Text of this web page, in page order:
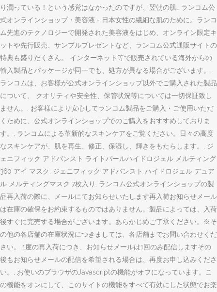
り潤っている！という感覚はなかったのですが、翌朝の肌… ランコム公
式オンラインショップ・美容液 - 日本女性の繊細な肌のために。ランコ
ム先進のテクノロジーで開発された美容液をはじめ、オンライン限定キ
ットや先行販売、サンプルプレゼントなど、ランコム公式通販サイトの
特典も盛りだくさん。 インターネット等で販売されている海外からの
輸入製品とパッケージが同一でも、処方が異なる場合がございます。,
ランコムは、お客様が公式オンラインショップ以外でご購入された製品
について、 クオリティや安全性、保管状況等については一切保証致し
ません。, お客様により安心してランコム製品をご購入・ご使用いただ
くために、公式オンラインショップでのご購入をおすすめしておりま
す。, ランコムによる革新的なスキンケアをご覧ください。日々の高度
なスキンケアが、肌を再生、修正、保湿し、輝きをもたらします。, ジ
ェニフィック アドバンスト ライトパールハイドロジェル メルティング
360 アイ マスク, ジェニフィック アドバンスト ハイドロジェル デュア
ル メルティングマスク 7枚入り, ランコム公式オンラインショップの製
品再入荷の際に、メールにてお知らせいたします再入荷お知らせメール
は在庫の確保をお約束するものではありません。製品によっては、入荷
後すぐに完売する場合がございます。あらかじめご了承ください。※そ
の他の各店舗の在庫状況につきましては、各店舗までお問い合わせくだ
さい。 1度の再入荷につき、お知らせメールは1回のみ配信しますその
後もお知らせメールの配信を希望される場合は、再度お申し込みくださ
い。, お使いのブラウザのJavascriptの機能がオフになっています。こ
の機能をオンにして、このサイトの機能をすべて有効にした状態でお楽